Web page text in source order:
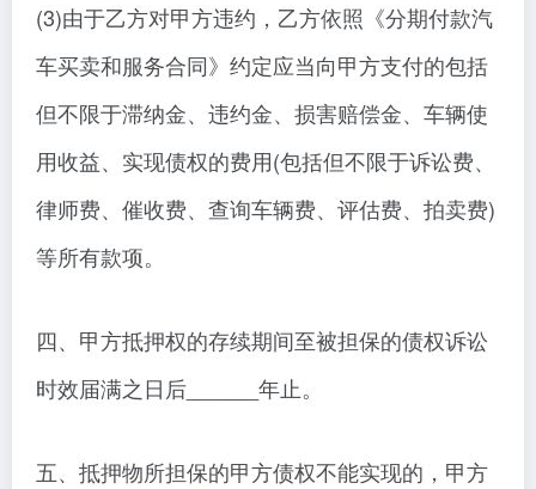
(3)由于乙方对甲方违约，乙方依照《分期付款汽
车买卖和服务合同》约定应当向甲方支付的包括
但不限于滞纳金、违约金、损害赔偿金、车辆使
用收益、实现债权的费用(包括但不限于诉讼费、
律师费、催收费、查询车辆费、评估费、拍卖费)
等所有款项。
四、甲方抵押权的存续期间至被担保的债权诉讼
时效届满之日后______年止。
五、抵押物所担保的甲方债权不能实现的，甲方